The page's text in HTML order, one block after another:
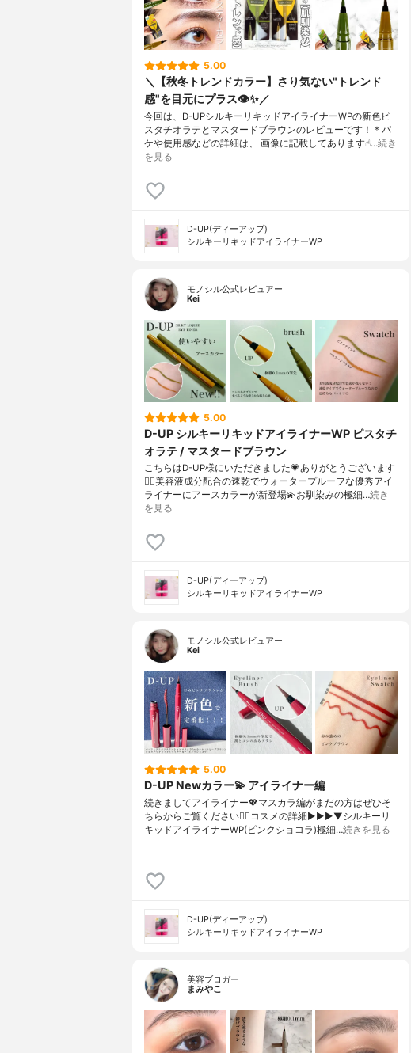
5.00
＼【秋冬トレンドカラー】さり気ない"トレンド
感"を目元にプラス👁✨／
今回は、D-UPシルキーリキッドアイライナーWPの新色ピ
スタチオラテとマスタードブラウンのレビューです！＊パ
ケや使用感などの詳細は、 画像に記載してあります☝︎…続き
を見る
D-UP(ディーアップ)
シルキーリキッドアイライナーWP
モノシル公式レビュアー
Kei
5.00
D-UP シルキーリキッドアイライナーWP ピスタチ
オラテ / マスタードブラウン
こちらはD-UP様にいただきました💗ありがとうございます
🙇‍♀️美容液成分配合の速乾でウォータープルーフな優秀アイ
ライナーにアースカラーが新登場💫お馴染みの極細…続き
を見る
D-UP(ディーアップ)
シルキーリキッドアイライナーWP
モノシル公式レビュアー
Kei
5.00
D-UP Newカラー💫 アイライナー編
続きましてアイライナー💖マスカラ編がまだの方はぜひそ
ちらからご覧ください🙋‍♀️コスメの詳細▶︎▶︎▶︎▼シルキーリ
キッドアイライナーWP(ピンクショコラ)極細…続きを見る
D-UP(ディーアップ)
シルキーリキッドアイライナーWP
美容ブロガー
まみやこ